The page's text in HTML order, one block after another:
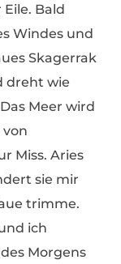
Bald
Windes und
Skagerrak
dreht wie
Meer wird
Miss. Aries
sie mir
trimme.
ich
Morgens